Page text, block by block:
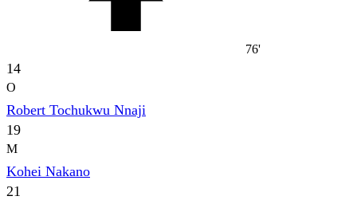
76'
14
O
Robert Tochukwu Nnaji
19
M
Kohei Nakano
21